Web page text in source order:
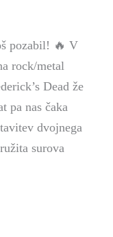
pozabil! 🔥 V
rock/metal
Dead že
pa nas čaka
dvojnega
surova